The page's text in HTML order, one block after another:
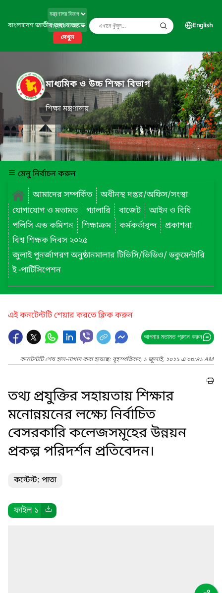
বাংলাদেশ জাতীয় তথ্য বাতায়ন
দেখুন
English
মাধ্যমিক ও উচ্চ শিক্ষা বিভাগ
শিক্ষা মন্ত্রণালয়
মেনু নির্বাচন করুন
আমাদের সম্পর্কিত
অধীনস্থ দপ্তর/অফিস/সংস্থা
যোগাযোগ ও মতামত
গ্যালারি বাজেট
আইন ও বিধি
পলিসি এন্ড কমিশন
শিক্ষাক্রম কর্মকর্তাবৃন্দ
প্রকাশনা
বিশ্ব শিক্ষক দিবস ২০২৫
জুলাই পুনর্জাগরণ অনুষ্ঠানমালার টিভিসি/ভিডিও/ ডকুমেন্টারি
ই -পার্টিসিপেশন
এই কনটেন্টটি শেয়ার করতে ক্লিক করুন
আপনার মতামত প্রদান করুন
কনটেন্টটি শেষ হাল-নাগাদ করা হয়েছে: বৃহস্পতিবার, ১ জুলাই, ২০২১ এ ০৩:৪১ AM
তথ্য প্রযুক্তির সহায়তায় শিক্ষার
মনোন্নয়নের লক্ষ্যে নির্বাচিত
বেসরকারি কলেজসমূহের উন্নয়ন
প্রকল্প পরিদর্শন প্রতিবেদন।
কন্টেন্ট: পাতা
ফাইল ১